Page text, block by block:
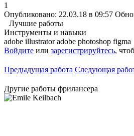
1
Опубликовано: 22.03.18 в 09:57
Лучшие работы
Инструменты и навыки
adobe illustratoradobe photoshop figma
Войдите или зарегистрируйтесь,
Предыдущая работа Следующая
Другие работы фрилансера